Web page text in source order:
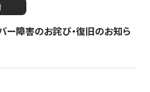
ー障害のお詫び・復旧のお知ら